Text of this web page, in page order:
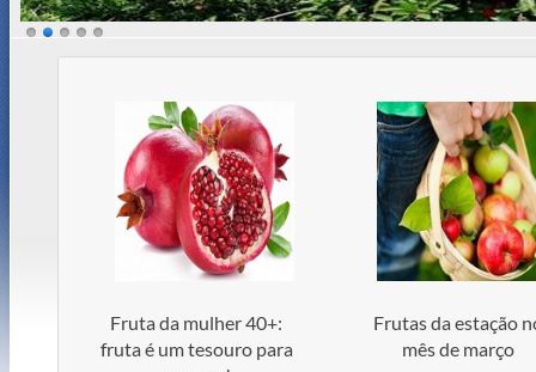
Fruta da mulher 40+:
fruta é um tesouro para
Frutas da estação
mês de março